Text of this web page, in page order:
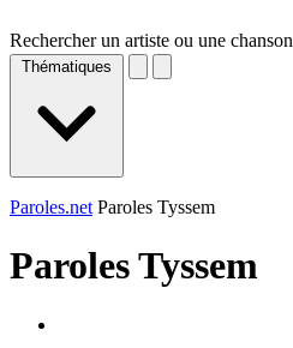
Rechercher un artiste ou une chanson
Thématiques
Paroles.net Paroles Tyssem
ParolesTyssem